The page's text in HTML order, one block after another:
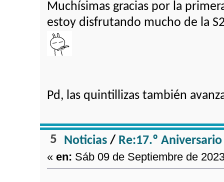
Muchísimas gracias por la
estoy disfrutando mucho de la
Pd, las quintillizas también
5 Noticias/ Re:17.º
«en: Sáb 09 de Septiembre de